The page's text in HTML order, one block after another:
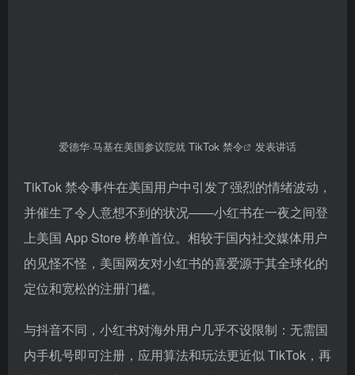
定位和宽松的注册门槛。
与抖音不同，小红书对海外用户几乎不设限制：无需国
内手机号即可注册，应用算法和玩法更近似 TikTok，再
加上 UI 设计的适时调整（比如将互动按钮布局改为右
侧以迎合 TikTok 用户习惯），小红书显然已经做好了
迎接国际流量的准备。